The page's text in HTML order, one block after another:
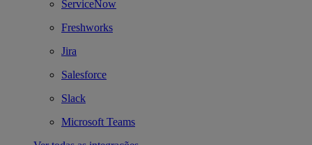
ServiceNow
Freshworks
Jira
Salesforce
Slack
Microsoft Teams